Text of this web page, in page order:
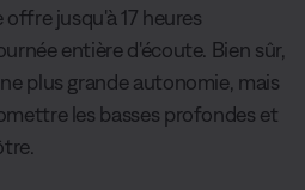
jusqu'à 17 heures
entière d'écoute. Bien sûr,
plus grande autonomie, mais
les basses profondes et